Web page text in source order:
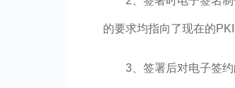
的要求均指向了现在的
3、签署后对电子签